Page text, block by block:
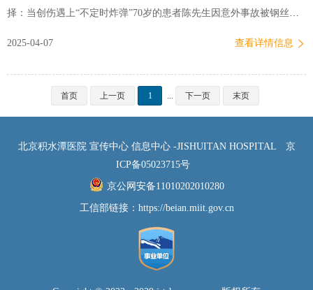
择：当创伤遇上“不定时炸弹”70岁的患者陈先生因意外事故被钢丝绞
完全脱位，进一步检查发现心肌损伤标志物显著升高，确诊为“急性非
ST段抬高型心肌梗死”。心血管内科立即为患者做冠状动脉造影，结
先行截肢手术，术中有创操作可能引发致命性心源性休克；若优先处
理心脏问题，下肢进行性坏死感染将迅速导致脓毒血症。更危急的
是，患者已出现发热，心肌缺血与下肢感染形成恶性循环，犹如一颗
随时可能引爆的“不定时炸弹”，任何一个环节处理不当都可能致命。
2025-04-07 查看详情信息
首页 上一页 1 ... 下一页 末页
北京积水潭医院 宣传中心 信息中心 -JISHUITAN HOSPITAL
京
ICP备05023715号
京公网安备11010202010280
工信部链接： https://beian.miit.gov.cn